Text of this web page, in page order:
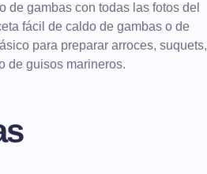
de gambas con todas las fotos del
fácil de caldo de gambas o de
para preparar arroces, suquets,
de guisos marineros.